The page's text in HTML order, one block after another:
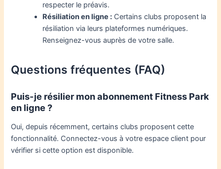
respecter le préavis.
Résiliation en ligne : Certains clubs proposent la
résiliation via leurs plateformes numériques.
Renseignez-vous auprès de votre salle.
Questions fréquentes (FAQ)
Puis-je résilier mon abonnement Fitness Park
en ligne ?
Oui, depuis récemment, certains clubs proposent cette
fonctionnalité. Connectez-vous à votre espace client pour
vérifier si cette option est disponible.